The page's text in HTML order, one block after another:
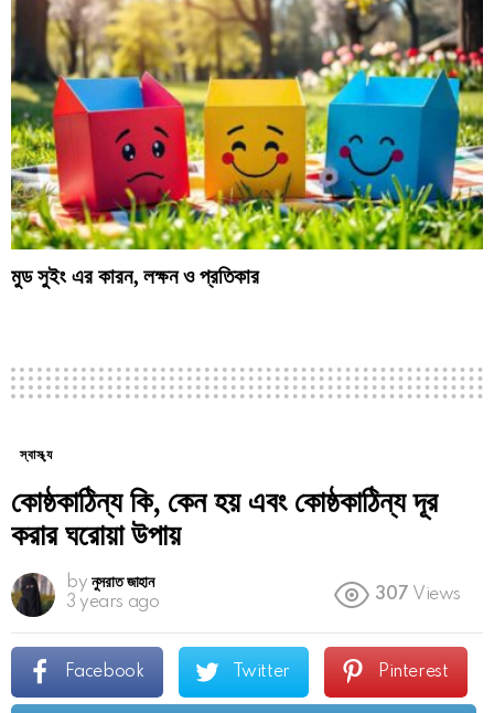
মুড সুইং এর কারন, লক্ষন ও প্রতিকার
স্বাস্থ্য
কোষ্ঠকাঠিন্য কি, কেন হয় এবং কোষ্ঠকাঠিন্য দূর
করার ঘরোয়া উপায়
by নুসরাত জাহান
3 years ago
307 Views
Facebook Twitter Pinterest